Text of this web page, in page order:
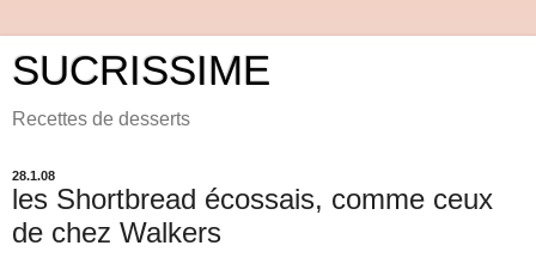
SUCRISSIME
Recettes de desserts
28.1.08
les Shortbread écossais, comme ceux
de chez Walkers